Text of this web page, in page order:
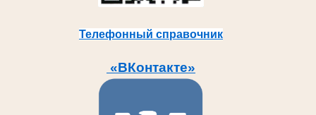
Телефонный справочник
«ВКонтакте»